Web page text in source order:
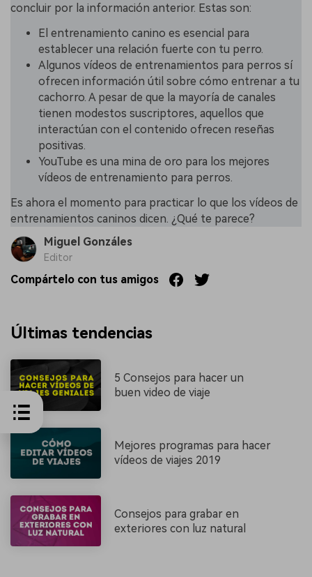
concluir por la información anterior. Estas son:
El entrenamiento canino es esencial para
establecer una relación fuerte con tu perro.
Algunos vídeos de entrenamientos para perros sí
ofrecen información útil sobre cómo entrenar a tu
cachorro. A pesar de que la mayoría de canales
tienen modestos suscriptores, aquellos que
interactúan con el contenido ofrecen reseñas
positivas.
YouTube es una mina de oro para los mejores
vídeos de entrenamiento para perros.
Es ahora el momento para practicar lo que los vídeos de
entrenamientos caninos dicen. ¿Qué te parece?
Miguel Gonzáles
Editor
Compártelo con tus amigos
Últimas tendencias
5 Consejos para hacer un
buen video de viaje
Mejores programas para hacer
vídeos de viajes 2019
Consejos para grabar en
exteriores con luz natural